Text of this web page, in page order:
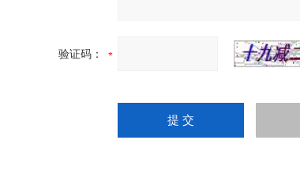
验证码：